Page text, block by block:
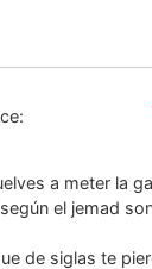
a meter la
el jemad
de siglas te